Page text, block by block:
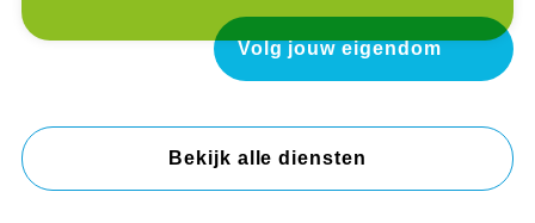
Volg jouw eigendom
Bekijk alle diensten